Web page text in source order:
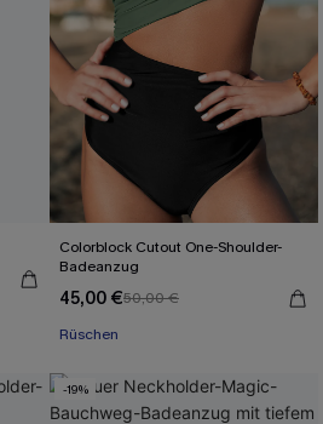
Colorblock Cutout One-Shoulder-
Badeanzug
45,00 €50,00 €
Rüschen
-19%